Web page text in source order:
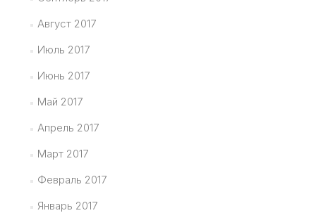
Август 2017
Июль 2017
Июнь 2017
Май 2017
Апрель 2017
Март 2017
Февраль 2017
Январь 2017